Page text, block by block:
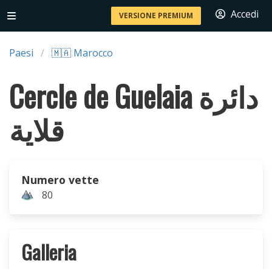
VERSIONE PREMIUM Accedi
Paesi 🇲🇦 Marocco
Cercle de Guelaia دائرة
قلاية
Numero vette
80
Galleria